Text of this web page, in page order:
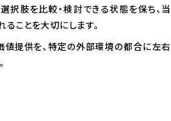
択肢を比較・検討できる状態を保ち、当
ことを大切にします。
値提供を、特定の外部環境の都合に左右